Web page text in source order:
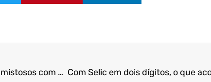
Seleção: Zico afirma que falta de amistosos com europeus não pode ser desculpa – A Gazeta / FUCAPE